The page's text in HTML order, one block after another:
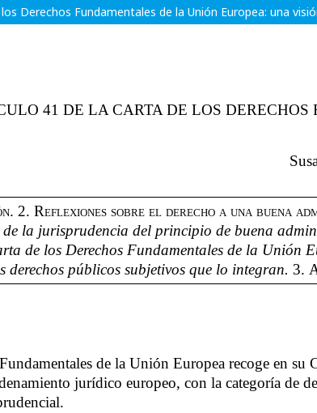
Derechos Fundamentales de la Unión Europea: una